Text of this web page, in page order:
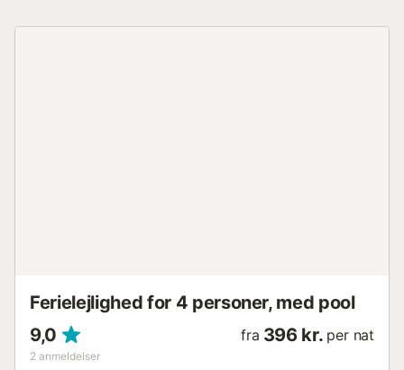
Ferielejlighed for 4 personer, med pool
9,0
2 anmeldelser
fra 396 kr. per nat